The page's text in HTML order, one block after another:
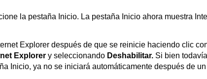
la pestaña Inicio. La pestaña Inicio ahora muestra
Explorer después de que se reinicie haciendo clic
Explorery seleccionando Deshabilitar.Si bien
Inicio, ya no se iniciará automáticamente después de un